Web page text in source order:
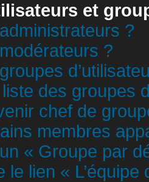
et
?
?
des groupes
chef de
membres
« Groupe par
le lien «